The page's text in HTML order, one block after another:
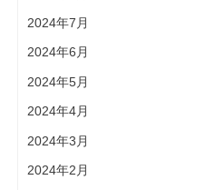
2024年7月
2024年6月
2024年5月
2024年4月
2024年3月
2024年2月